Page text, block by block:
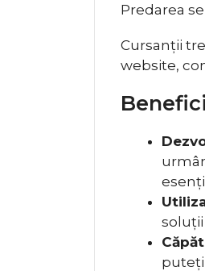
Predarea
Cursanții
website,
puteți